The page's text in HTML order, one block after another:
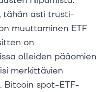
tähän asti trusti-
muuttaminen ETF-
on
olleiden pääomien
merkittävien
Bitcoin spot-ETF-